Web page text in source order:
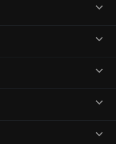




